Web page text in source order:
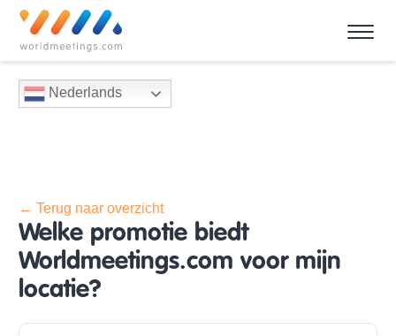
Nederlands
← Terug naar overzicht
Welke promotie biedt
Worldmeetings.com voor mijn
locatie?